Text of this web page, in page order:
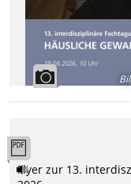
Flyer zur 13.